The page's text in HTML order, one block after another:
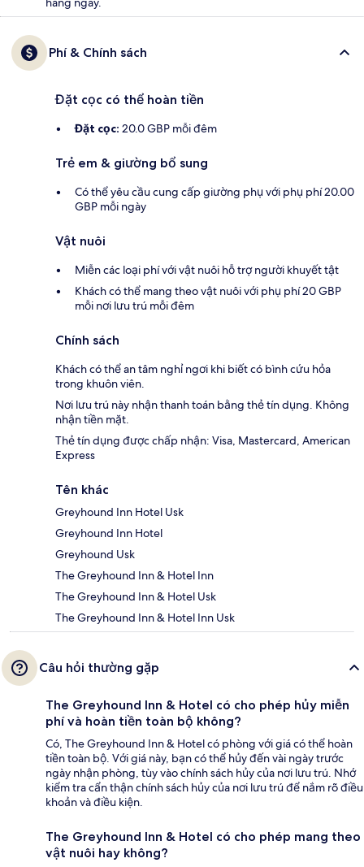
Phí & Chính sách
Đặt cọc có thể hoàn tiền
Đặt cọc: 20.0 GBP mỗi đêm
Trẻ em & giường bổ sung
Có thể yêu cầu cung cấp giường phụ với phụ phí 20.00
GBP mỗi ngày
Vật nuôi
Miễn các loại phí với vật nuôi hỗ trợ người khuyết tật
Khách có thể mang theo vật nuôi với phụ phí 20 GBP
mỗi nơi lưu trú mỗi đêm
Chính sách
Khách có thể an tâm nghỉ ngơi khi biết có bình cứu hỏa
trong khuôn viên.
Nơi lưu trú này nhận thanh toán bằng thẻ tín dụng. Không
nhận tiền mặt.
Thẻ tín dụng được chấp nhận: Visa, Mastercard, American
Express
Tên khác
Greyhound Inn Hotel Usk
Greyhound Inn Hotel
Greyhound Usk
The Greyhound Inn & Hotel Inn
The Greyhound Inn & Hotel Usk
The Greyhound Inn & Hotel Inn Usk
Câu hỏi thường gặp
The Greyhound Inn & Hotel có cho phép hủy miễn
phí và hoàn tiền toàn bộ không?
Có, The Greyhound Inn & Hotel có phòng với giá có thể hoàn
tiền toàn bộ. Với giá này, bạn có thể hủy đến vài ngày trước
ngày nhận phòng, tùy vào chính sách hủy của nơi lưu trú. Nhớ
kiểm tra cẩn thận chính sách hủy của nơi lưu trú để nắm rõ điều
khoản và điều kiện.
The Greyhound Inn & Hotel có cho phép mang theo
vật nuôi hay không?